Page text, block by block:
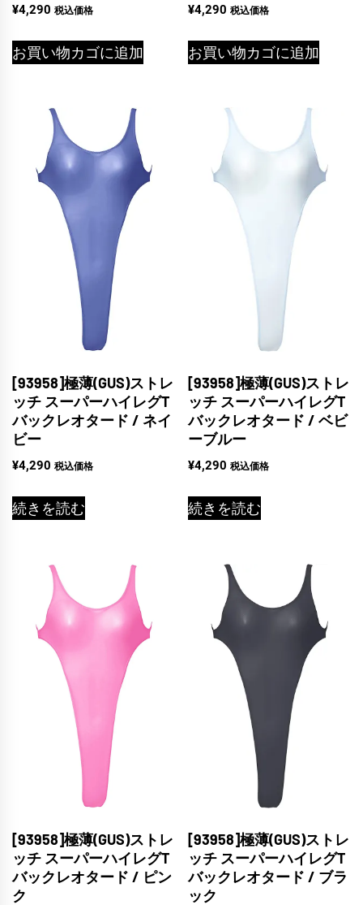
¥4,290 税込価格
お買い物カゴに追加
¥4,290 税込価格
お買い物カゴに追加
[93958]極薄(GUS)ストレ
ッチ スーパーハイレグT
バックレオタード / ネイ
ビー
¥4,290 税込価格
続きを読む
[93958]極薄(GUS)ストレ
ッチ スーパーハイレグT
バックレオタード / ベビ
ーブルー
¥4,290 税込価格
続きを読む
[93958]極薄(GUS)ストレ
ッチ スーパーハイレグT
バックレオタード / ピン
ク
[93958]極薄(GUS)ストレ
ッチ スーパーハイレグT
バックレオタード / ブラ
ック